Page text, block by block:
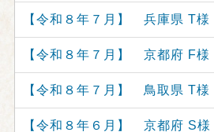
【令和８年７月】 兵庫県 T様
【令和８年７月】 京都府 F様
【令和８年７月】 鳥取県 T様
【令和８年６月】 京都府 S様